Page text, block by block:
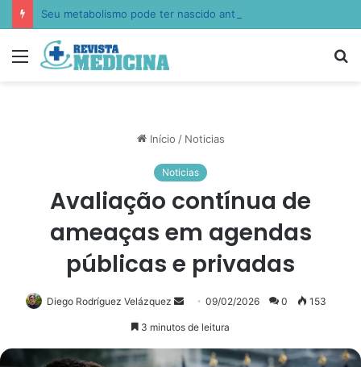
Menu
Início / Noticias
Noticias
Avaliação contínua de
ameaças em agendas
públicas e privadas
Diego Rodríguez Velázquez
Mande
um
mail
09/02/2026 0 153
3 minutos de leitura